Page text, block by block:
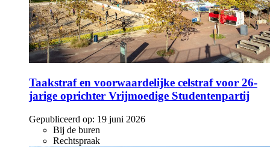
Taakstraf en voorwaardelijke celstraf voor 26-
jarige oprichter Vrijmoedige Studentenpartij
Gepubliceerd op: 19 juni 2026
Bij de buren
Rechtspraak